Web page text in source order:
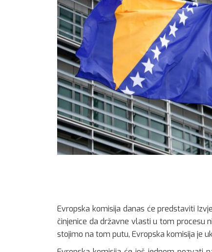
Evropska komisija danas će predstaviti
činjenice da državne vlasti u tom procesu
stojimo na tom putu, Evropska komisija je